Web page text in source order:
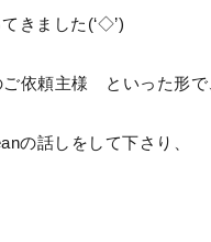
きました(‘◇’)ゞ
頼主様 といった形で
の話しをして下さり、